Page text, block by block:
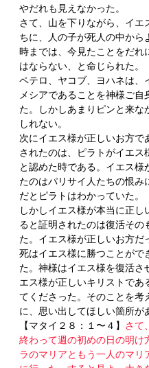
やだれも見えなかった。
さて、山を下りながら、イエ
ちに、人の子が死人の中から
時までは、今見たことをだれ
はならない、と命じられた。
ペテロ、ヤコブ、ヨハネは、
メシアであることを神様ご自
た。しかしあまりピンと来な
しれない。
次にイエス様が正しいお方で
されたのは、ピラトがイエス
と認めた時である。イエス様
たのはパリサイ人たちの恨み
だとピラトはわかっていた。
しかしイエス様が本当に正し
ると証明されたのは復活その
た。イエス様が正しいお方だ
死はイエス様に勝つことがで
た。神様はイエス様を復活さ
エス様が正しいキリストであ
てくださった。そのことを考
に、思い出してほしい箇所が
【マタイ２８：１〜４】 さて
終わって週の初めの日の明け
ラのマリアともう一人のマリ